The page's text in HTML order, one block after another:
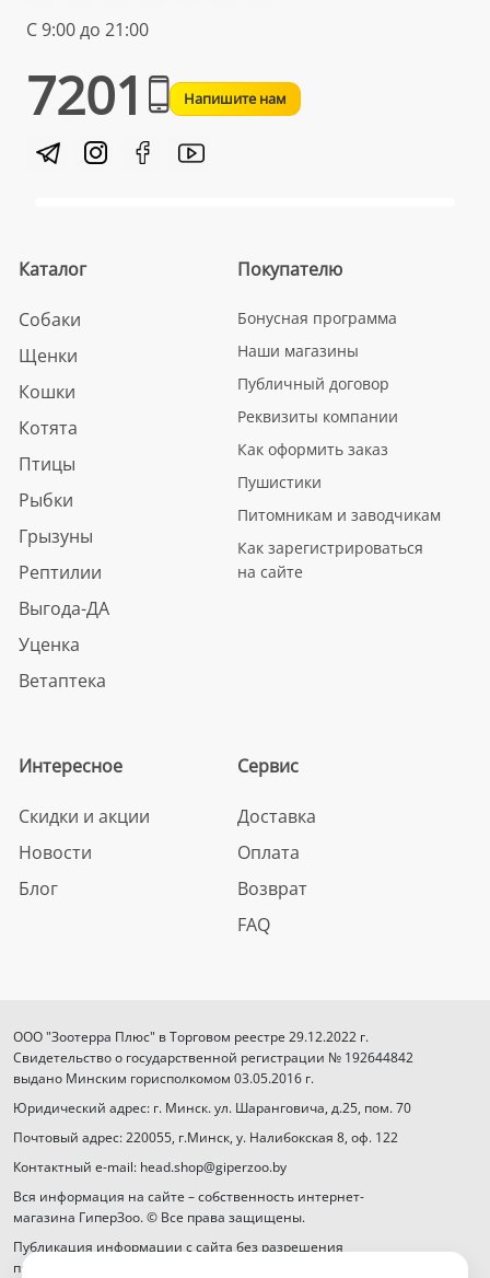
С 9:00 до 21:00
7201 Напишите нам
Каталог
Собаки
Щенки
Кошки
Котята
Птицы
Рыбки
Грызуны
Рептилии
Выгода-ДА
Уценка
Ветаптека
Покупателю
Бонусная программа
Наши магазины
Публичный договор
Реквизиты компании
Как оформить заказ
Пушистики
Питомникам и заводчикам
Как зарегистрироваться
на сайте
Интересное
Скидки и акции
Новости
Блог
Сервис
Доставка
Оплата
Возврат
FAQ
ООО "Зоотерра Плюс" в Торговом реестре 29.12.2022 г.
Свидетельство о государственной регистрации № 192644842
выдано Минским горисполкомом 03.05.2016 г.
Юридический адрес: г. Минск. ул. Шаранговича, д.25, пом. 70
Почтовый адрес: 220055, г.Минск, у. Налибокская 8, оф. 122
Контактный e-mail: head.shop@giperzoo.by
Вся информация на сайте – собственность интернет-
магазина ГиперЗоо. © Все права защищены.
Публикация информации с сайта без разрешения
правообладателя запрещена.